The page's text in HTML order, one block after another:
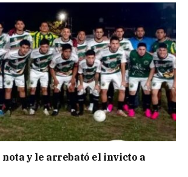
nota y le arrebató el invicto a